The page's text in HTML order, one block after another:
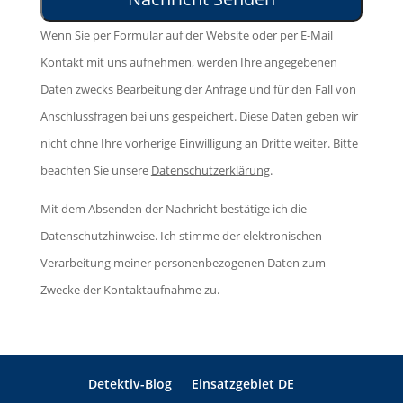
e
s
F
e
l
d
l
e
e
r
.
d
i
e
s
e
s
e
l
d
l
e
l
a
s
s
e
d
i
e
s
e
s
Wenn Sie per Formular auf der Website oder per E-Mail
Kontakt mit uns aufnehmen, werden Ihre angegebenen
Daten zwecks Bearbeitung der Anfrage und für den Fall von
Anschlussfragen bei uns gespeichert. Diese Daten geben wir
nicht ohne Ihre vorherige Einwilligung an Dritte weiter. Bitte
beachten Sie unsere Datenschutzerklärung.
Mit dem Absenden der Nachricht bestätige ich die
Datenschutzhinweise. Ich stimme der elektronischen
Verarbeitung meiner personenbezogenen Daten zum
Zwecke der Kontaktaufnahme zu.
Detektiv-Blog Einsatzgebiet DE